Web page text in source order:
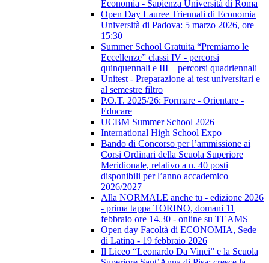
Economia - Sapienza Università di Roma
Open Day Lauree Triennali di Economia
Università di Padova: 5 marzo 2026, ore
15:30
Summer School Gratuita “Premiamo le
Eccellenze” classi IV - percorsi
quinquennali e III – percorsi quadriennali
Unitest - Preparazione ai test universitari e
al semestre filtro
P.O.T. 2025/26: Formare - Orientare -
Educare
UCBM Summer School 2026
International High School Expo
Bando di Concorso per l’ammissione ai
Corsi Ordinari della Scuola Superiore
Meridionale, relativo a n. 40 posti
disponibili per l’anno accademico
2026/2027
Alla NORMALE anche tu - edizione 2026
- prima tappa TORINO, domani 11
febbraio ore 14.30 - online su TEAMS
Open day Facoltà di ECONOMIA, Sede
di Latina - 19 febbraio 2026
Il Liceo “Leonardo Da Vinci” e la Scuola